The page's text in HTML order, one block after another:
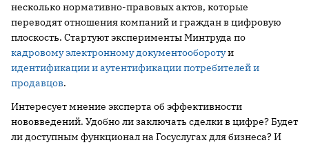
несколько нормативно-правовых актов, которые
переводят отношения компаний и граждан в цифровую
плоскость. Стартуют эксперименты Минтруда по
кадровому электронному документооборотуи
идентификации и аутентификации потребителей и
продавцов.
Интересует мнение эксперта об эффективности
нововведений. Удобно ли заключать сделки в цифре? Будет
ли доступным функционал на Госуслугах для бизнеса? И